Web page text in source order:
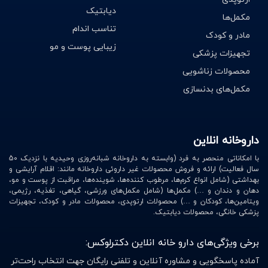
حذف شیمیایی
آنچه شما برای این روش نیاز دارید:
2. درمان شیمیایی حاوی حشره کش های مصنوعی یا طبیعی
که شپش را از بین می برد (برای شناسایی درمان های حاوی
حشره کش با داروخانه محلی خود صحبت کنید) مانند: شامپو
ضد شپش، لوسیون ضد شپش و ...
3. شانه شپش فلزی دندانه ای خوب
اگر انتخاب می کنید از یک درمان شیمیایی استفاده کنید، به
مکمل‌ها
مادر و کودک
تجهیزات پزشکی
محصولات زناشویی
مکمل‌های بدنسازی
دیابتیک
تناسب اندام
زیبایی پوست و مو
داروخانه انلاین
با امکاناتی منحصر به فرد (وابسته به داروخانه شبانه‌روزی وحیدیه با نزدیک 50
سال فعالیت) ارائه و فروش محصولات غیر داروئی داروخانه مانند: اقلام آرایشی و
بهداشتی (شامل انواع کرم‌ها، مرطوب کننده‌ها، شوینده‌ها، مراقبت از پوست و مو،
دهان و دندان و …) مکمل‌ها (شامل مکمل‌های ورزشی، گیاهی، تغذیه، رژیمی،
ویتامین‌ها، کودکان و …) محصولات ارتوپدی، محصولات مادر و کودک، تجهیزات
پزشکی خانگی، محصولات دیابتیک.
برخی ویژگی‌های دارو خانه انلاین دکترلوکس:
آماده پاسخگویی و مشاوره آنلاین و تلفنی رایگان جهت انتخاب راحت‌تر